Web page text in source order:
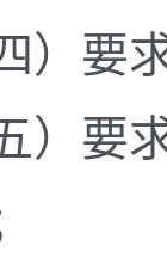
要求
要求